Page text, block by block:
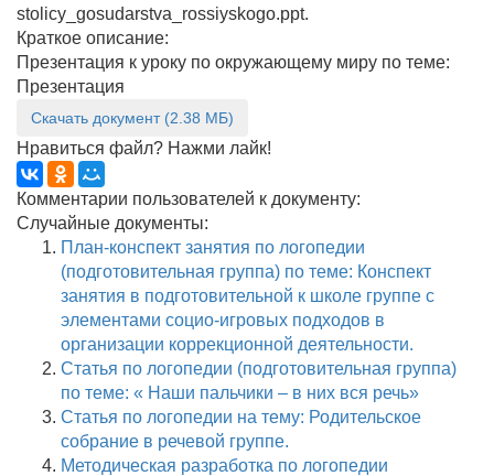
stolicy_gosudarstva_rossiyskogo.ppt.
Краткое описание:
Презентация к уроку по окружающему миру по теме:
Презентация
Скачать документ (2.38 МБ)
Нравиться файл? Нажми лайк!
Комментарии пользователей к документу:
Случайные документы:
План-конспект занятия по логопедии
(подготовительная группа) по теме: Конспект
занятия в подготовительной к школе группе с
элементами социо-игровых подходов в
организации коррекционной деятельности.
Статья по логопедии (подготовительная группа)
по теме: « Наши пальчики – в них вся речь»
Статья по логопедии на тему: Родительское
собрание в речевой группе.
Методическая разработка по логопедии